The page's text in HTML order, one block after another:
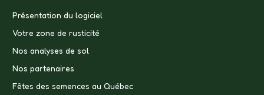
Présentation du logiciel
Votre zone de rusticité
Nos analyses de sol
Nos partenaires
Fêtes des semences au Québec